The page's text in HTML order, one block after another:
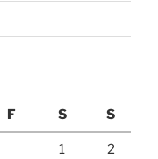
F S S
1 2